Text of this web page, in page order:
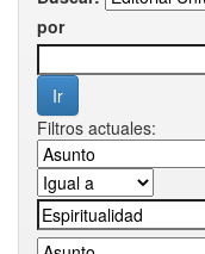
por
Filtros actuales: